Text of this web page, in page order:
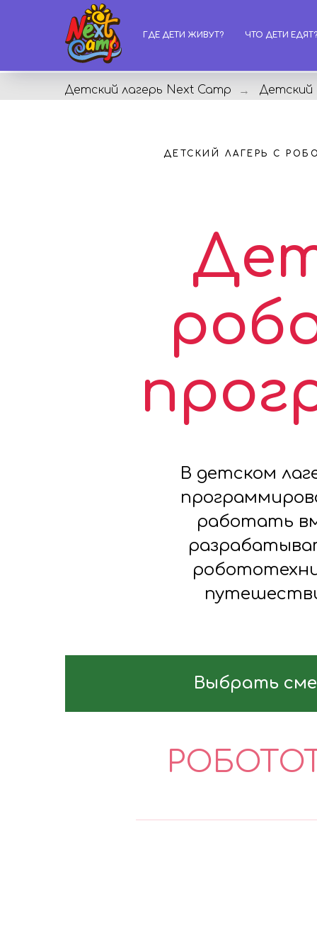
ГДЕ ДЕТИ ЖИВУТ? ЧТО ДЕТИ ЕДЯТ?
Детский лагерь Next Camp → Детский
ДЕТСКИЙ ЛАГЕРЬ С
В детском
работать
Выбрать